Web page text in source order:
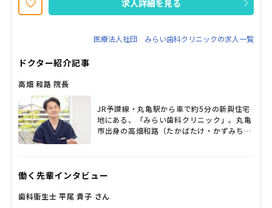
駐する保育士が預かり可能！ 地域に貢献する歯科医療人として、共
求人詳細を見る
医療法人社団 みらい歯科クリニックの求人一覧
ドクター紹介記事
高畑 和路 院長
JR予讃線・丸亀駅から車で約5分の新興住宅
地にある、「みらい歯科クリニック」。丸亀
市出身の高畑和路（たかばたけ・かずみち）
目に対応しており、中でも歯科口腔外科は、
る分野。外科治療では、患者の心理的負担に
働く先輩インタビュー
歯科衛生士 平尾 貴子 さん